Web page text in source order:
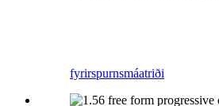
fyrirspurnsmáatriði